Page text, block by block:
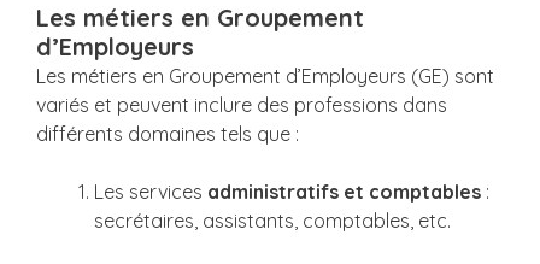
Les métiers en Groupement
d’Employeurs
Les métiers en Groupement d’Employeurs (GE) sont
variés et peuvent inclure des professions dans
différents domaines tels que :
Les services administratifs et comptables :
secrétaires, assistants, comptables, etc.